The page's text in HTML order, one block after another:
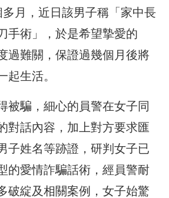
月，近日該男子稱「家中長
手術」，於是希望摯愛的
過難關，保證過幾個月後將
起生活。
被騙， 細心的員警在女子同
對話內容， 加上對方要求匯
子姓名等跡證， 研判女子已
的愛情詐騙話術， 經員警耐
破綻及相關案例， 女子始驚